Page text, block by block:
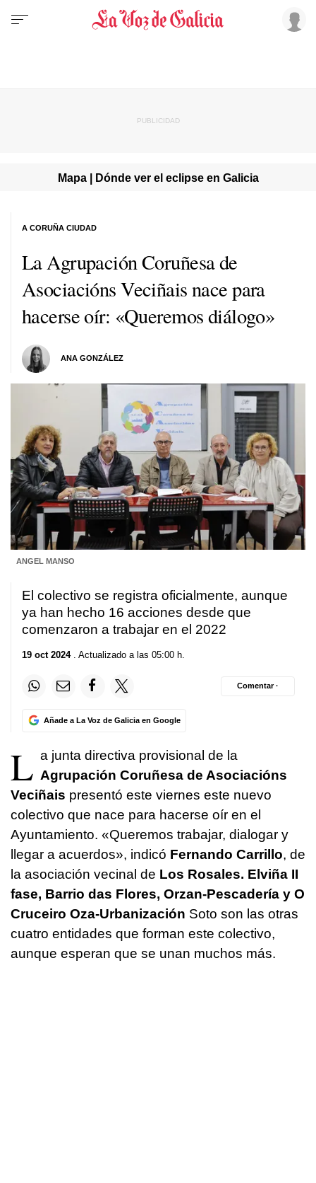
Mapa | Dónde ver el eclipse en Galicia
La Agrupación Coruñesa de
Asociacións Veciñais nace para
hacerse oír: «Queremos diálogo»
ANA GONZÁLEZ
A CORUÑA CIUDAD
ANGEL MANSO
El colectivo se registra oficialmente, aunque
ya han hecho 16 acciones desde que
comenzaron a trabajar en el 2022
19 oct 2024. Actualizado a las 05:00 h.
Añade a La Voz de Galicia en Google
Comentar ·
L a junta directiva provisional de la
Agrupación Coruñesa de Asociacións
Veciñais presentó este viernes este nuevo
colectivo que nace para hacerse oír en el
Ayuntamiento. «Queremos trabajar, dialogar y
llegar a acuerdos», indicó Fernando Carrillo, de
la asociación vecinal de Los Rosales. Elviña II
fase, Barrio das Flores, Orzan-Pescadería y O
Cruceiro Oza-Urbanización Soto son las otras
cuatro entidades que forman este colectivo,
aunque esperan que se unan muchos más.